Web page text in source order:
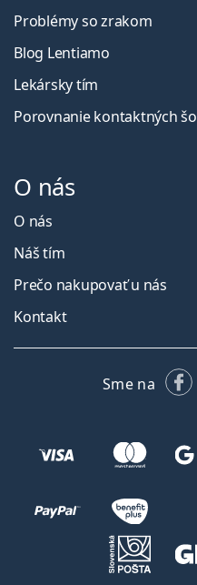
Problémy so zrakom
Blog Lentiamo
Lekársky tím
Porovnanie kontaktných
O nás
O nás
Náš tím
Prečo nakupovať u nás
Kontakt
Sme na